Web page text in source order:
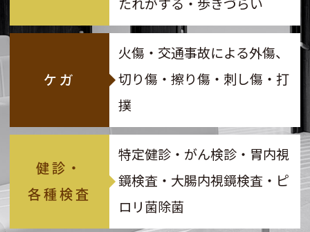
ケガ
火傷・交通事故による外傷、
切り傷・擦り傷・刺し傷・打
撲
健診・
各種検査
特定健診・がん検診・胃内視
鏡検査・大腸内視鏡検査・ピ
ロリ菌除菌